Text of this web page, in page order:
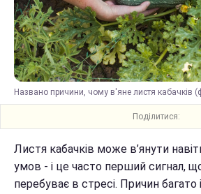
Названо причини, чому в'яне листя кабачків
Поділитися:
Листя кабачків може в’янути
умов - і це часто перший сигнал,
перебуває в стресі. Причин